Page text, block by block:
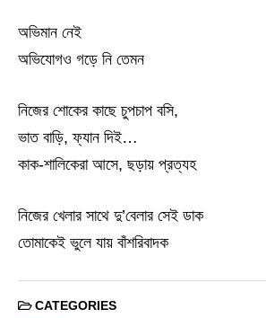
অভিমান নেই
অভিযোগও গড়ে নি তেমন
নিজের শোকের কাছে চুপচাপ বসি,
ভাত বাড়ি, ফ্যান দিই…
কাক-শালিকেরা আসে, ছড়ায় প্রত্যহ
নিজের খেলার সাথে দু’বেলার সেই ডাক
তোমাকেই ভুলে যায় বাঁশরিবাদক
CATEGORIES